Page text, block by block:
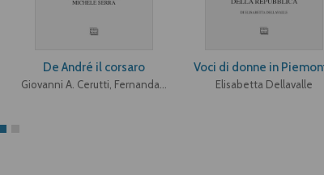
De André il corsaro Voci di donne in
Elisabetta Dellavalle